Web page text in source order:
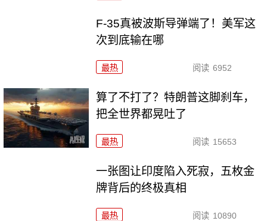
F-35真被波斯导弹端了！美军这
次到底输在哪
最热 阅读 6952
算了不打了？特朗普这脚刹车，
把全世界都晃吐了
最热 阅读 15653
一张图让印度陷入死寂，五枚金
牌背后的终极真相
最热 阅读 10890